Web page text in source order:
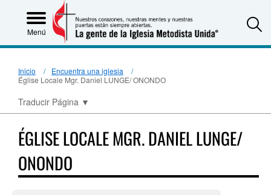
Menú
Inicio
Encuentra una iglesia
Église Locale Mgr. Daniel LUNGE/ ONONDO
Traducir Página ▼
ÉGLISE LOCALE MGR. DANIEL LUNGE/
ONONDO